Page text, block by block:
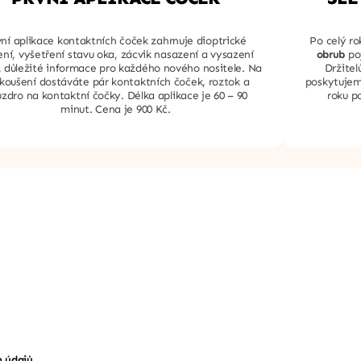
aplikace kontaktních čoček zahrnuje dioptrické
vyšetření stavu oka, zácvik nasazení a vysazení
důležité informace pro každého nového nositele. Na
dostáváte pár kontaktních čoček, roztok a
na kontaktní čočky. Délka aplikace je 60 – 90
minut. Cena je 900 Kč.
Po celý
obrub
roku